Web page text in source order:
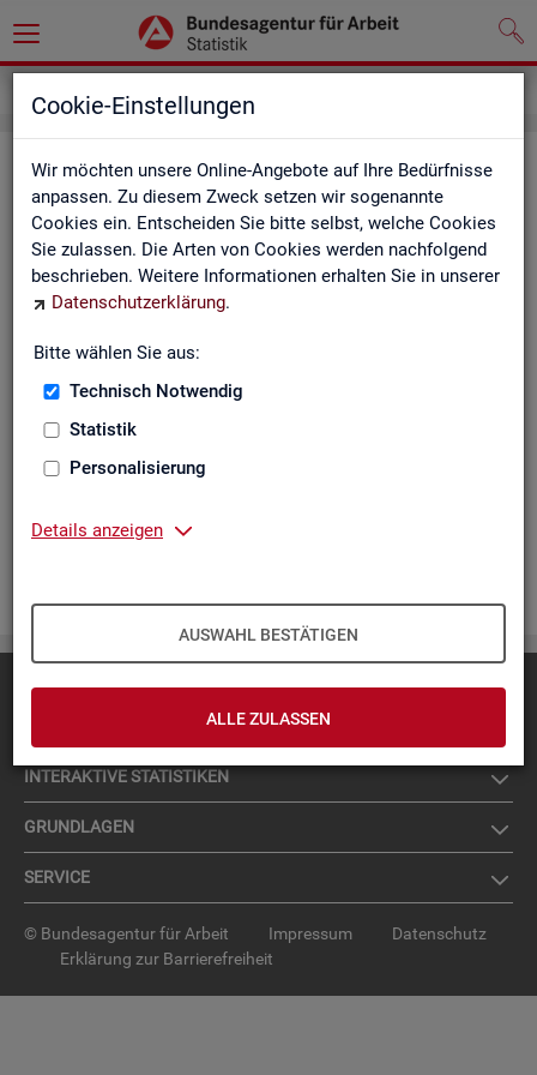
Cookie-Einstellungen
Wir möchten unsere Online-Angebote auf Ihre Bedürfnisse
anpassen. Zu diesem Zweck setzen wir sogenannte
Cookies ein. Entscheiden Sie bitte selbst, welche Cookies
Sie zulassen. Die Arten von Cookies werden nachfolgend
beschrieben. Weitere Informationen erhalten Sie in unserer
Datenschutzerklärung.
Bitte wählen Sie aus:
Technisch Notwendig
Statistik
Personalisierung
Details anzeigen
AUSWAHL BESTÄTIGEN
ALLE ZULASSEN
News­let­ter Sta­tis­tik und Ar­beits­
markt­be­richt­erstat­tung der BA
Mit dem mo­nat­li­chen News­let­ter in­for­mie­ren wir Sie über
ver­schie­de­ne The­men und ak­tu­el­le Ent­wick­lun­gen.
ak­tu­el­le Be­rich­te, wie z. B. den Mo­nats­be­richt und den BA-
neue Ver­öf­fent­li­chun­gen,
Son­der­be­rich­te,
an­de­re Neu­ig­kei­ten aus der Sta­tis­tik.
Die­ser Ser­vice ist selbst­ver­ständ­lich kos­ten­los.
IN­TER­AK­TI­VE STA­TIS­TI­KEN
GRUND­LA­GEN
SER­VICE
© Bundesagentur für Arbeit Impressum
Datenschutz
Erklärung zur Barrierefreiheit